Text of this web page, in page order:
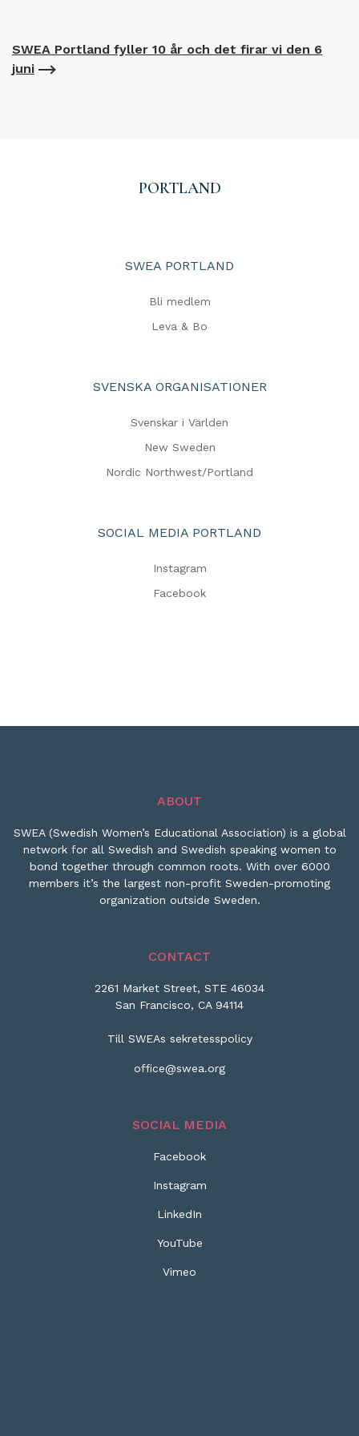
SWEA Portland fyller 10 år och det firar vi den 6
juni
PORTLAND
SWEA PORTLAND
Bli medlem
Leva & Bo
SVENSKA ORGANISATIONER
Svenskar i Världen
New Sweden
Nordic Northwest/Portland
SOCIAL MEDIA PORTLAND
Instagram
Facebook
ABOUT
SWEA (Swedish Women’s Educational Association) is a global
network for all Swedish and Swedish speaking women to
bond together through common roots. With over 6000
members it’s the largest non-profit Sweden-promoting
organization outside Sweden.
CONTACT
2261 Market Street, STE 46034
San Francisco, CA 94114
Till SWEAs sekretesspolicy
office@swea.org
SOCIAL MEDIA
Facebook
Instagram
LinkedIn
YouTube
Vimeo